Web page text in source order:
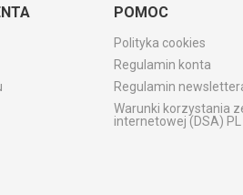
POMOC
Polityka cookies
Regulamin konta
Regulamin
Warunki korzystania
internetowej (DSA) PL